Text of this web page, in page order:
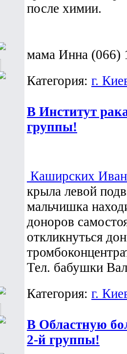
после химии.
мама Инна (066)
Категория: г.
В Институт
группы!
Каширских Иван
крыла левой
мальчишка
доноров
откликнуться
Тел. бабушки
Категория: г.
В Областную
2-й группы!